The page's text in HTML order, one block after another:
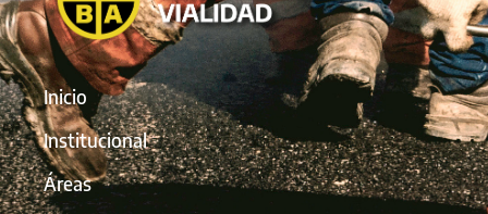
Inicio
Institucional
Áreas